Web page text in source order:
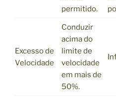
permitido.
Excesso de
Velocidade
Conduzir
acima do
limite de
velocidade
em mais de
50%.